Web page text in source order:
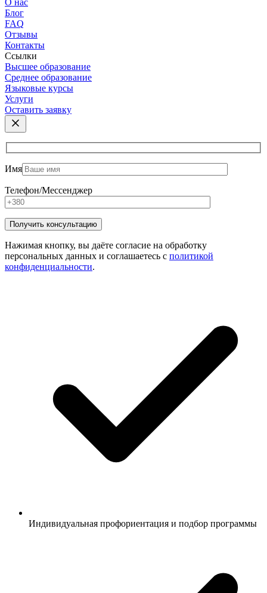
Блог
FAQ
Отзывы
Контакты
Ссылки
Высшее образование
Среднее образование
Языковые курсы
Услуги
Оставить заявку
Имя
Телефон/Мессенджер
Нажимая кнопку, вы даёте согласие на обработку
персональных данных и соглашаетесь с политикой
конфиденциальности.
Индивидуальная профориентация и подбор программы